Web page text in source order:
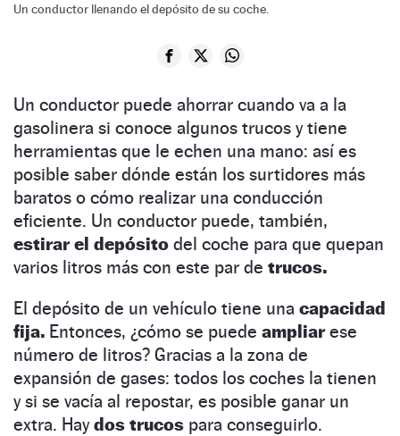
Un conductor llenando el depósito de su coche.
Un conductor puede ahorrar cuando va a la
gasolinera si conoce algunos trucos y tiene
herramientas que le echen una mano: así es
posible saber dónde están los surtidores más
baratos o cómo realizar una conducción
eficiente. Un conductor puede, también,
estirar el depósito del coche para que quepan
varios litros más con este par de trucos.
El depósito de un vehículo tiene una capacidad
fija. Entonces, ¿cómo se puede ampliarese
número de litros? Gracias a la zona de
expansión de gases: todos los coches la tienen
y si se vacía al repostar, es posible ganar un
extra. Haydos trucos para conseguirlo.